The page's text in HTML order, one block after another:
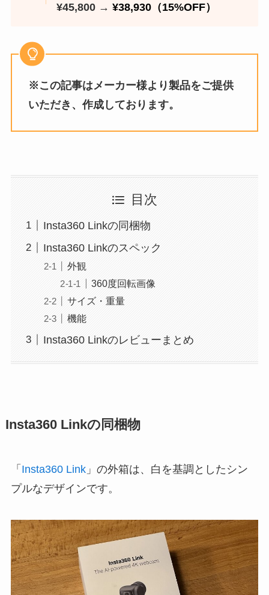
¥45,800 →¥38,930（15%OFF）
※この記事はメーカー様より製品をご提供
いただき、作成しております。
目次
Insta360 Linkの同梱物
Insta360 Linkのスペック
外観
360度回転画像
サイズ・重量
機能
Insta360 Linkのレビューまとめ
Insta360 Linkの同梱物
「 Insta360 Link」の外箱は、白を基調としたシン
プルなデザインです。